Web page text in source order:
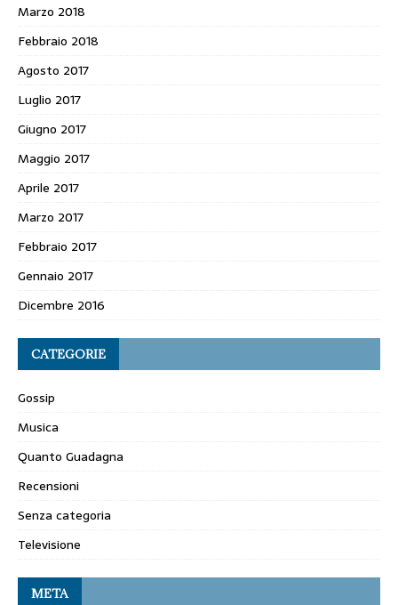
Marzo 2018
Febbraio 2018
Agosto 2017
Luglio 2017
Giugno 2017
Maggio 2017
Aprile 2017
Marzo 2017
Febbraio 2017
Gennaio 2017
Dicembre 2016
CATEGORIE
Gossip
Musica
Quanto Guadagna
Recensioni
Senza categoria
Televisione
META